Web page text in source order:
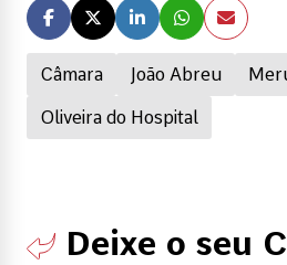
Câmara João Abreu
Oliveira do Hospital
Deixe o seu